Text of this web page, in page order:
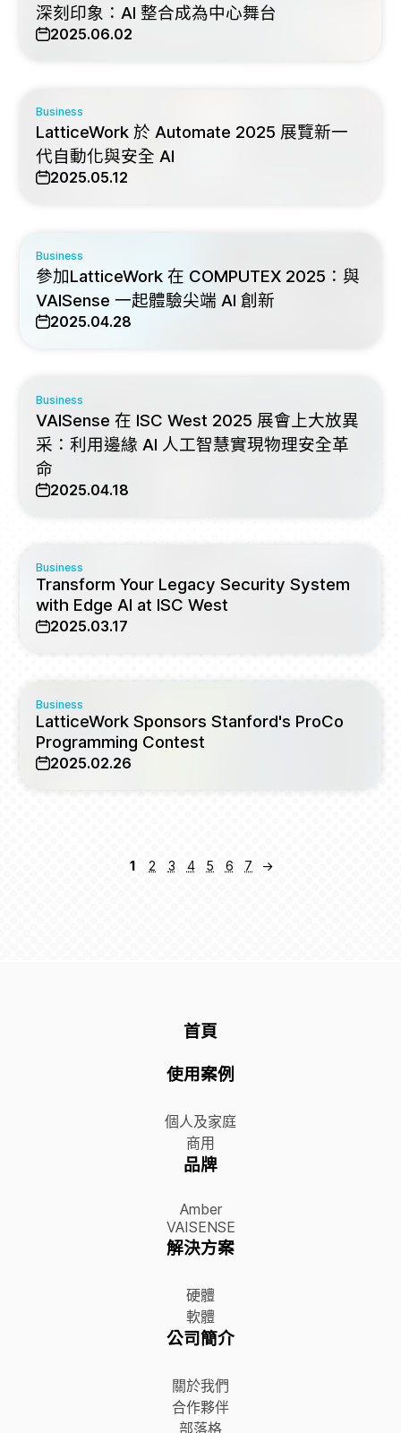
深刻印象：AI 整合成為中心舞台
2025.06.02
Business
LatticeWork 於 Automate 2025 展覽新一
代自動化與安全 AI
2025.05.12
Business
參加LatticeWork 在 COMPUTEX 2025：與
VAISense 一起體驗尖端 AI 創新
2025.04.28
Business
VAISense 在 ISC West 2025 展會上大放異
采：利用邊緣 AI 人工智慧實現物理安全革
命
2025.04.18
Business
Transform Your Legacy Security System
with Edge AI at ISC West
2025.03.17
Business
LatticeWork Sponsors Stanford's ProCo
Programming Contest
2025.02.26
1 2 3 4 5 6 7 →
首頁
使用案例
個人及家庭
商用
品牌
Amber
VAISENSE
解決方案
硬體
軟體
公司簡介
關於我們
合作夥伴
部落格